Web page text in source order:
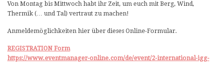
Von Montag bis Mittwoch habt ihr Zeit, um euch mit Berg, Wind,
Thermik (… und Tal) vertraut zu machen!
Anmeldemöglichkeiten hier über dieses Online-Formular.
REGISTRATION Form
https://www.eventmanager-online.com/de/event/2-international-igg-